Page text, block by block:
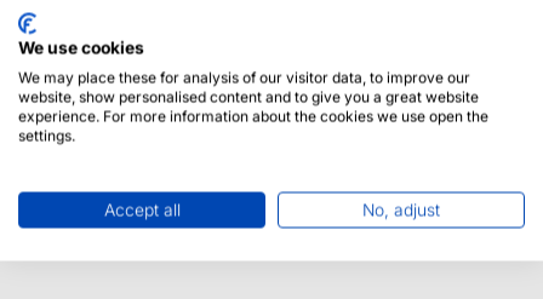
212.24.626.05 Dana Spicer Drążek Tie Rod
We use cookies
We may place these for analysis of our visitor data, to improve our
website, show personalised content and to give you a great website
experience. For more information about the cookies we use open the
settings.
Accept all No, adjust